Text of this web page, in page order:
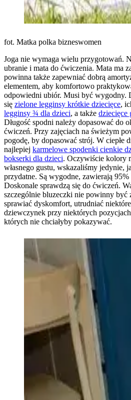
fot. Matka polka bizneswomen
Joga nie wymaga wielu przygotowań.
ubranie i mata do ćwiczenia. Mata ma
powinna także zapewniać dobrą
elementem, aby komfortowo
odpowiedni ubiór. Musi być wygodny.
się zielone legginsy krótkie dziecięce,
legginsy ¾ dla dzieci, a także dziecięce
Długość spodni należy dopasować do
ćwiczeń. Przy zajęciach na świeżym
pogodę, by dopasować strój. W ciepłe
najlepiej karmelowe spodenki cienkie
bokserki dla dzieci. Oczywiście kolory
własnego gustu, wskazaliśmy jedynie,
przydatne. Są wygodne, zawierają 95%
Doskonale sprawdzą się do ćwiczeń.
szczególnie bluzeczki nie powinny być
sprawiać dyskomfort, utrudniać
dziewczynek przy niektórych pozycjach
których nie chciałyby pokazywać.